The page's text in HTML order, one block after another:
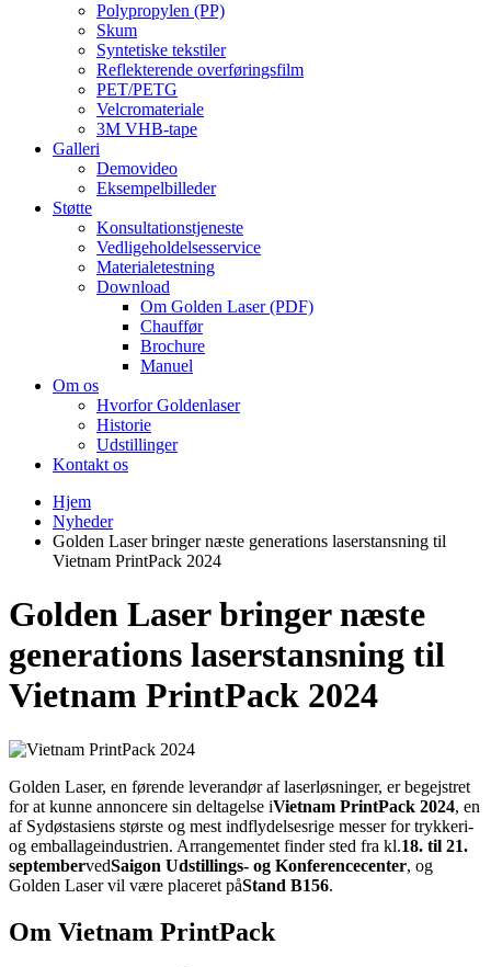
Polypropylen (PP)
Skum
Syntetiske tekstiler
Reflekterende overføringsfilm
PET/PETG
Velcromateriale
3M VHB-tape
Galleri
Demovideo
Eksempelbilleder
Støtte
Konsultationstjeneste
Vedligeholdelsesservice
Materialetestning
Download
Om Golden Laser (PDF)
Chauffør
Brochure
Manuel
Om os
Hvorfor Goldenlaser
Historie
Udstillinger
Kontakt os
Hjem
Nyheder
Golden Laser bringer næste generations laserstansning til
Vietnam PrintPack 2024
Golden Laser bringer næste
generations laserstansning til
Vietnam PrintPack 2024
Golden Laser, en førende leverandør af laserløsninger, er begejstret
for at kunne annoncere sin deltagelse iVietnam PrintPack 2024, en
af ​​Sydøstasiens største og mest indflydelsesrige messer for trykkeri-
og emballageindustrien. Arrangementet finder sted fra kl.18. til 21.
septembervedSaigon Udstillings- og Konferencecenter, og
Golden Laser vil være placeret påStand B156.
Om Vietnam PrintPack